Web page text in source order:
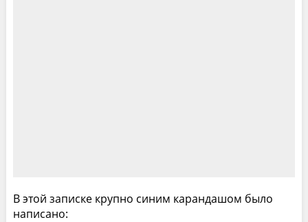
В этой записке крупно синим карандашом было
написано: